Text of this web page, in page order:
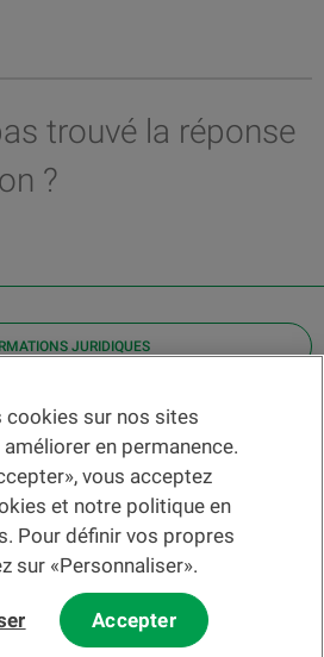
trouvé la réponse
?
JURIDIQUES
Contact
une agence
Aide
Actualités
de change
cookies sur nos sites
en permanence.
vous acceptez
et notre politique en
Pour définir vos propres
sur «Personnaliser».
Accepter